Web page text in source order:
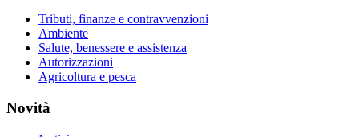
Tributi, finanze e contravvenzioni
Ambiente
Salute, benessere e assistenza
Autorizzazioni
Agricoltura e pesca
Novità